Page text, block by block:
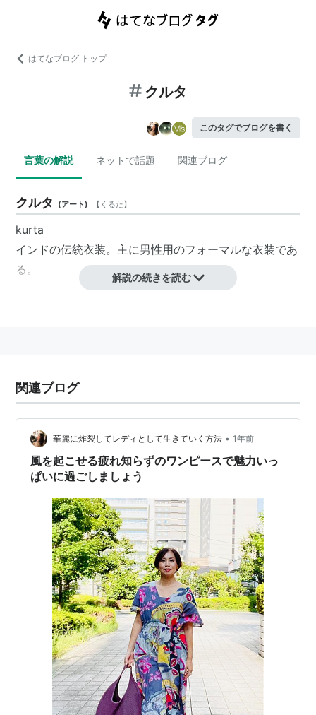
はてなブログ トップ
クルタ
このタグでブログを書く
言葉の解説 ネットで話題 関連ブログ
クルタ (アート) 【 くるた】
kurta
インドの伝統衣装。主に男性用のフォーマルな衣装であ
る。
解説の続きを読む
関連ブログ
華麗に炸裂してレディとして生きていく方法 • 1年前
風を起こせる疲れ知らずのワンピースで魅力いっ
ぱいに過ごしましょう